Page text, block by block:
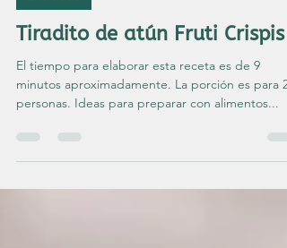
Chef Fernando Aguilar
2 nov 2022
2 min de lectura
Entradas
Tiradito de atún Fruti Crispis
El tiempo para elaborar esta receta es de 9
minutos aproximadamente. La porción es para 2